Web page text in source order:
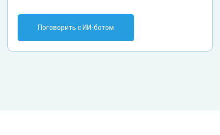
Поговорить с ИИ-ботом